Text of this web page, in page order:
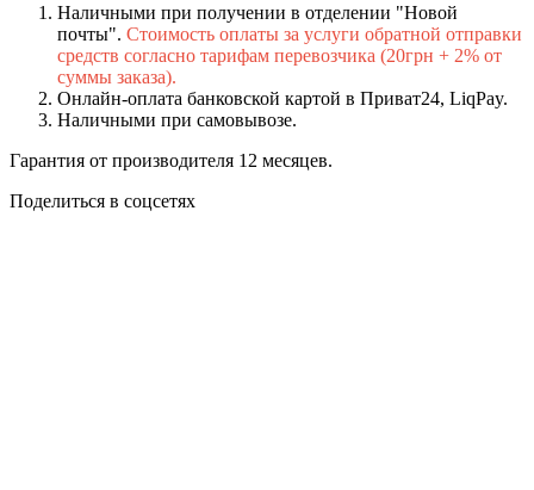
Наличными при получении в отделении "Новой
почты". Стоимость оплаты за услуги обратной отправки
средств согласно тарифам перевозчика (20грн + 2% от
суммы заказа).
Онлайн-оплата банковской картой в Приват24, LiqPay.
Наличными при самовывозе.
Гарантия от производителя 12 месяцев.
Поделиться в соцсетях